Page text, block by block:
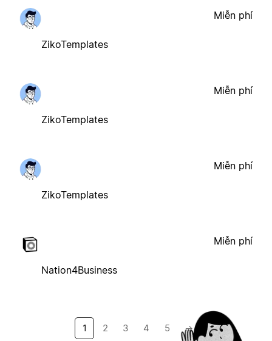
ZikoTemplates
Miễn phí
ZikoTemplates
Miễn phí
ZikoTemplates
Miễn phí
Nation4Business
Miễn phí
1 2 3 4 5 →